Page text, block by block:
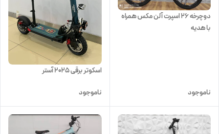
دوچرخه 26 اسپرت آلن مکس همراه
با هدیه
ناموجود
اسکوتر برقی 2025 آستر
ناموجود